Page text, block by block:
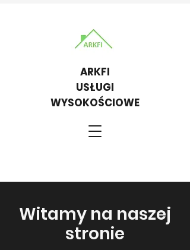
ARKFI
USŁUGI
WYSOKOŚCIOWE
Witamy na naszej
stronie